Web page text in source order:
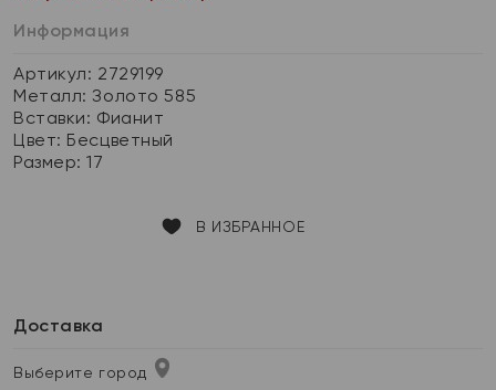
Информация
Артикул: 2729199
Металл:Золото 585
Вставки: Фианит
Цвет: Бесцветный
Размер:17
В ИЗБРАННОЕ
Доставка
Выберите город